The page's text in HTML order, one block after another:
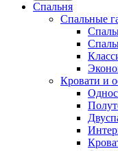
Спальня
Спальные
Кровати и